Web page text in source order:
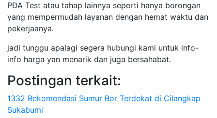
PDA Test atau tahap lainnya seperti hanya borongan
yang mempermudah layanan dengan hemat waktu dan
pekerjaanya.
jadi tunggu apalagi segera hubungi kami untuk info-
info harga yan menarik dan juga bersahabat.
Postingan terkait:
1332 Rekomendasi Sumur Bor Terdekat di Cilangkap
Sukabumi